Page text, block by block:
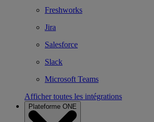
Freshworks
Jira
Salesforce
Slack
Microsoft Teams
Afficher toutes les intégrations
Plateforme ONE